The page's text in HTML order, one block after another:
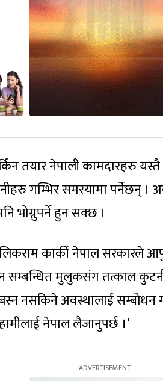
तयार नेपाली कामदारहरु
गम्भिर समस्यामा पर्नेछन् ।
भोग्नुपर्ने हुन सक्छ ।
कार्की नेपाल सरकारले
सम्बन्धित मुलुकसंग तत्काल
नसकिने अवस्थालाई सम्बोधन
नेपाल लैजानुपर्छ ।’